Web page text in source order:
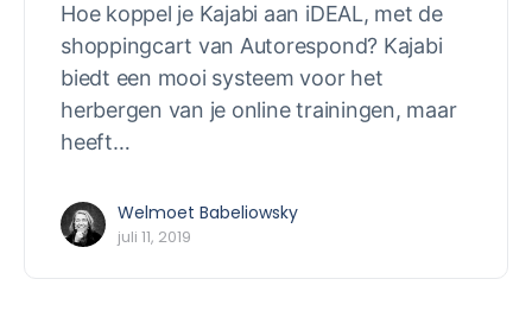
Hoe koppel je Kajabi aan iDEAL, met de
shoppingcart van Autorespond? Kajabi
biedt een mooi systeem voor het
herbergen van je online trainingen, maar
heeft…
Welmoet Babeliowsky
juli 11, 2019